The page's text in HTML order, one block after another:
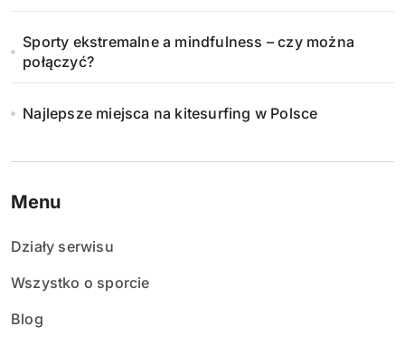
Sporty ekstremalne a mindfulness – czy można
połączyć?
Najlepsze miejsca na kitesurfing w Polsce
Menu
Działy serwisu
Wszystko o sporcie
Blog